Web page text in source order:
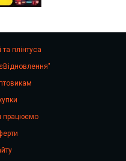
та плінтуса
працюємо